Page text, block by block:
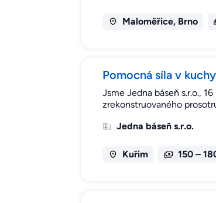
Maloměřice, Brno
Pomocná síla v
Jsme Jedna báseň s.r.o.,
zrekonstruovaného
Jedna báseň s.r.o.
Kuřim 150 –